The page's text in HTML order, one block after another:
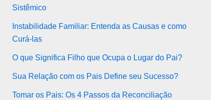
Sistêmico
Instabilidade Familiar: Entenda as Causas e como
Curá-las
O que Significa Filho que Ocupa o Lugar do Pai?
Sua Relação com os Pais Define seu Sucesso?
Tomar os Pais: Os 4 Passos da Reconciliação